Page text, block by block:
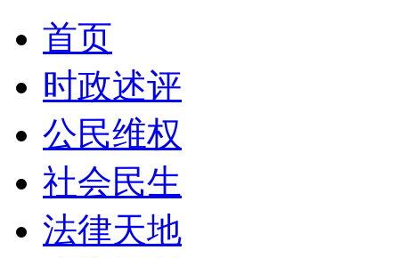
首页
时政述评
公民维权
社会民生
法律天地